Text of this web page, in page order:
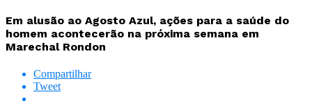
Em alusão ao Agosto Azul, ações para a saúde do
homem acontecerão na próxima semana em
Marechal Rondon
Compartilhar
Tweet